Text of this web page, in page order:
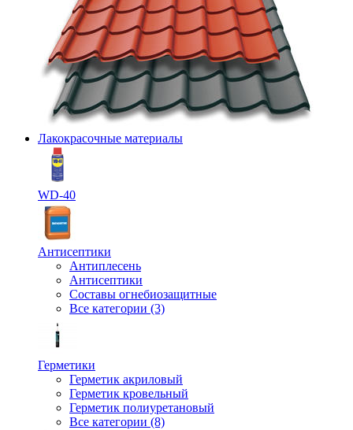
Лакокрасочные материалы
WD-40
Антисептики
Антиплесень
Антисептики
Составы огнебиозащитные
Все категории (3)
Герметики
Герметик акриловый
Герметик кровельный
Герметик полиуретановый
Все категории (8)